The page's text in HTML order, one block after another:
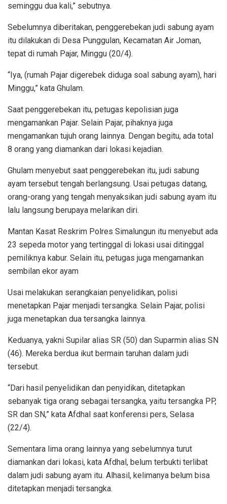
seminggu dua kali,” sebutnya.
Sebelumnya diberitakan, penggerebekan judi sabung ayam
itu dilakukan di Desa Punggulan, Kecamatan Air Joman,
tepat di rumah Pajar, Minggu (20/4).
“Iya, (rumah Pajar digerebek diduga soal sabung ayam), hari
Minggu,” kata Ghulam.
Saat penggerebekan itu, petugas kepolisian juga
mengamankan Pajar. Selain Pajar, pihaknya juga
mengamankan tujuh orang lainnya. Dengan begitu, ada total
8 orang yang diamankan dari lokasi kejadian.
Ghulam menyebut saat penggerebekan itu, judi sabung
ayam tersebut tengah berlangsung. Usai petugas datang,
orang-orang yang tengah menyaksikan judi sabung ayam itu
lalu langsung berupaya melarikan diri.
Mantan Kasat Reskrim Polres Simalungun itu menyebut ada
23 sepeda motor yang tertinggal di lokasi usai ditinggal
pemiliknya kabur. Selain itu, petugas juga mengamankan
sembilan ekor ayam
Usai melakukan serangkaian penyelidikan, polisi
menetapkan Pajar menjadi tersangka. Selain Pajar, polisi
juga menetapkan dua tersangka lainnya.
Keduanya, yakni Supilar alias SR (50) dan Suparmin alias SN
(46). Mereka berdua ikut bermain taruhan dalam judi
tersebut.
“Dari hasil penyelidikan dan penyidikan, ditetapkan
sebanyak tiga orang sebagai tersangka, yaitu tersangka PP,
SR dan SN,” kata Afdhal saat konferensi pers, Selasa
(22/4).
Sementara lima orang lainnya yang sebelumnya turut
diamankan dari lokasi, kata Afdhal, belum terbukti terlibat
dalam judi sabung ayam itu. Alhasil, kelimanya belum bisa
ditetapkan menjadi tersangka.